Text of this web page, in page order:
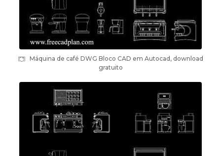
Máquina de café DWG Bloco CAD em Autocad, download
gratuito